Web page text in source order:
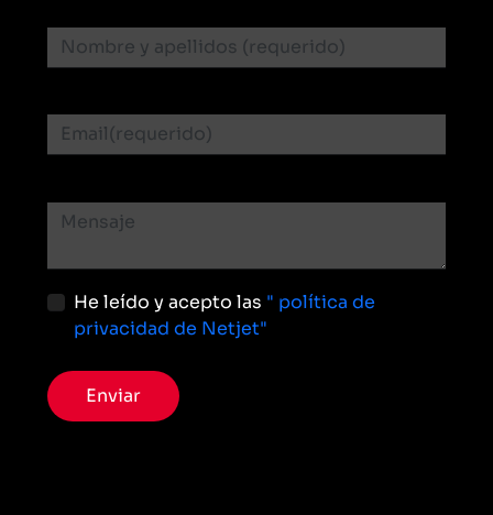
He leído y acepto las " política de
privacidad de Netjet"
Enviar